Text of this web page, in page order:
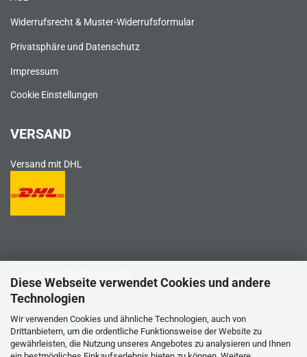
Diese Webseite verwendet Cookies und andere
Technologien
Wir verwenden Cookies und ähnliche Technologien, auch von
Drittanbietern, um die ordentliche Funktionsweise der Website zu
gewährleisten, die Nutzung unseres Angebotes zu analysieren und Ihnen
Widerrufsrecht & Muster-Widerrufsformular
Privatsphäre und Datenschutz
Impressum
Cookie Einstellungen
VERSAND
Versand mit DHL
ZAHLUNGSWEISEN
PayPal